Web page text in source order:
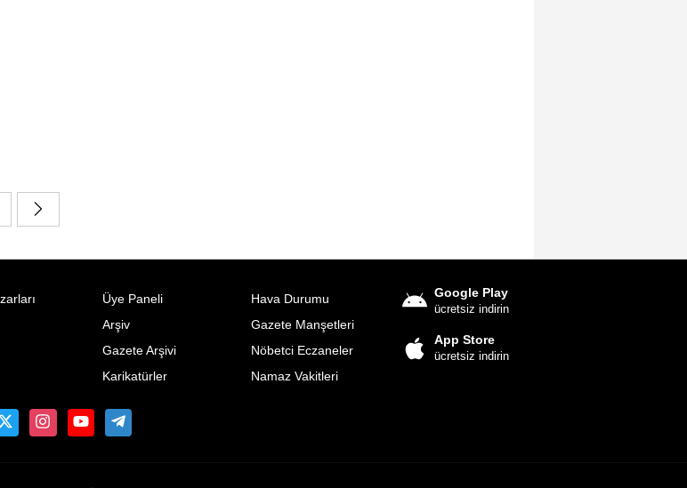
Üye Paneli
Arşiv
Gazete Arşivi
Karikatürler
Hava Durumu
Gazete Manşetleri
Nöbetci Eczaneler
Namaz Vakitleri
Google Play
ücretsiz indirin
App Store
ücretsiz indirin